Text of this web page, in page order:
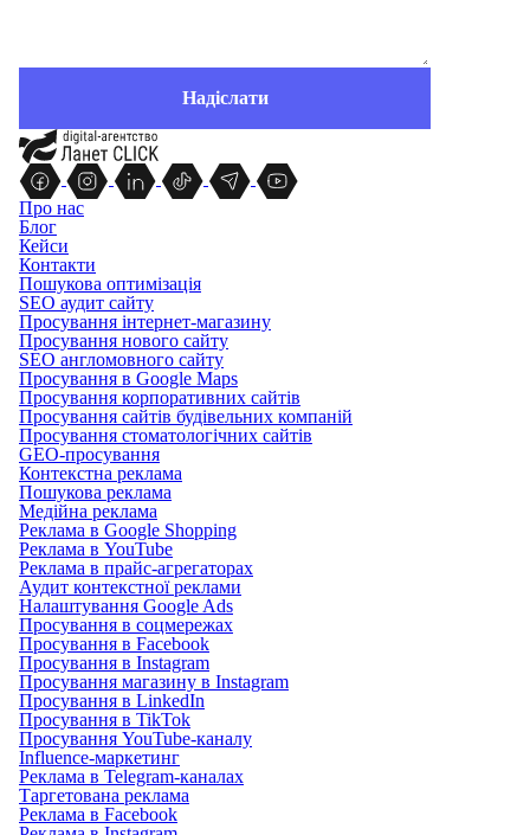
Про нас
Блог
Кейси
Контакти
Пошукова оптимізація
SEO аудит сайту
Просування інтернет-магазину
Просування нового сайту
SEO англомовного сайту
Просування в Google Maps
Просування корпоративних сайтів
Просування сайтів будівельних компаній
Просування стоматологічних сайтів
GEO-просування
Контекстна реклама
Пошукова реклама
Медійна реклама
Реклама в Google Shopping
Реклама в YouTube
Реклама в прайс-агрегаторах
Аудит контекстної реклами
Налаштування Google Ads
Просування в соцмережах
Просування в Facebook
Просування в Instagram
Просування магазину в Instagram
Просування в LinkedIn
Просування в TikTok
Просування YouTube-каналу
Influence-маркетинг
Реклама в Telegram-каналах
Таргетована реклама
Реклама в Facebook